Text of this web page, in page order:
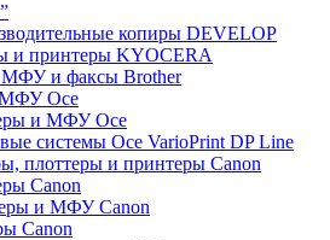
копиры DEVELOP
и принтеры KYOCERA
и факсы Brother
Oce
и МФУ Oce
системы Oce VarioPrint DP Line
плоттеры и принтеры Canon
Canon
и МФУ Canon
Canon